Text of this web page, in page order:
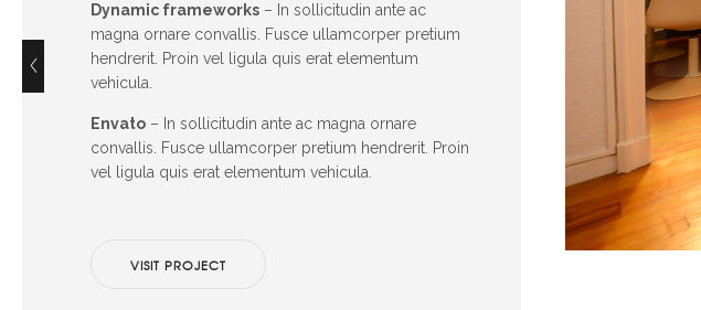
Dynamic frameworks – In sollicitudin ante ac
magna ornare convallis. Fusce ullamcorper pretium
hendrerit. Proin vel ligula quis erat elementum
vehicula.
Envato – In sollicitudin ante ac magna ornare
convallis. Fusce ullamcorper pretium hendrerit. Proin
vel ligula quis erat elementum vehicula.
VISIT PROJECT